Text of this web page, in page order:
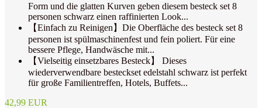
Form und die glatten Kurven geben diesem besteck set 8
personen schwarz einen raffinierten Look...
【Einfach zu Reinigen】Die Oberfläche des besteck set 8
personen ist spülmaschinenfest und fein poliert. Für eine
bessere Pflege, Handwäsche mit...
【Vielseitig einsetzbares Besteck】 Dieses
wiederverwendbare besteckset edelstahl schwarz ist perfekt
für große Familientreffen, Hotels, Buffets...
42,99 EUR